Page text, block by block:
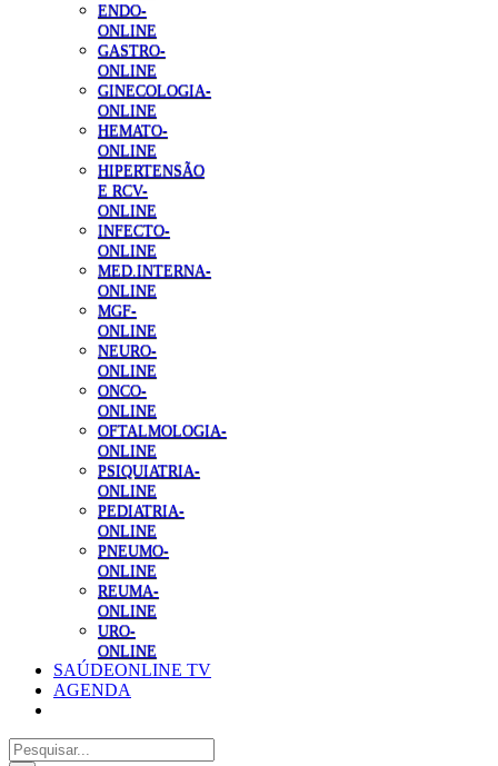
ENDO-
ONLINE
GASTRO-
ONLINE
GINECOLOGIA-
ONLINE
HEMATO-
ONLINE
HIPERTENSÃO
E RCV-
ONLINE
INFECTO-
ONLINE
MED.INTERNA-
ONLINE
MGF-
ONLINE
NEURO-
ONLINE
ONCO-
ONLINE
OFTALMOLOGIA-
ONLINE
PSIQUIATRIA-
ONLINE
PEDIATRIA-
ONLINE
PNEUMO-
ONLINE
REUMA-
ONLINE
URO-
ONLINE
SAÚDEONLINE TV
AGENDA
Pesquisar